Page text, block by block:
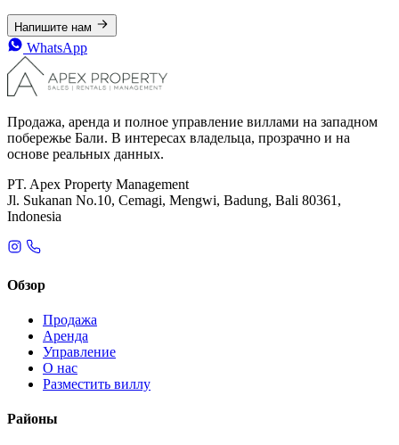
Напишите нам
WhatsApp
Продажа, аренда и полное управление виллами на западном
побережье Бали. В интересах владельца, прозрачно и на
основе реальных данных.
PT. Apex Property Management
Jl. Sukanan No.10, Cemagi, Mengwi, Badung, Bali 80361,
Indonesia
Обзор
Продажа
Аренда
Управление
О нас
Разместить виллу
Районы